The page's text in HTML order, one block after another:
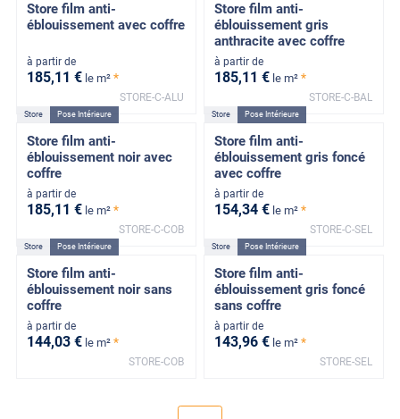
Store film anti-
éblouissement avec coffre
à partir de
185,11 € le m² *
STORE-C-ALU
Store film anti-
éblouissement gris
anthracite avec coffre
à partir de
185,11 € le m² *
STORE-C-BAL
Store Pose Intérieure
Store film anti-
éblouissement noir avec
coffre
à partir de
185,11 € le m² *
STORE-C-COB
Store Pose Intérieure
Store film anti-
éblouissement gris foncé
avec coffre
à partir de
154,34 € le m² *
STORE-C-SEL
Store Pose Intérieure
Store film anti-
éblouissement noir sans
coffre
à partir de
144,03 € le m² *
STORE-COB
Store Pose Intérieure
Store film anti-
éblouissement gris foncé
sans coffre
à partir de
143,96 € le m² *
STORE-SEL